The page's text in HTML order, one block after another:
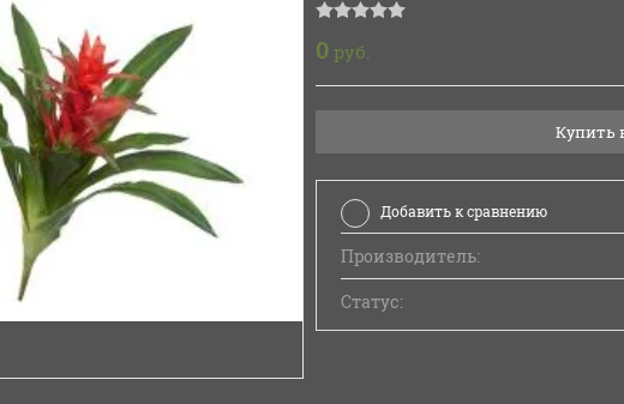
0 руб.
Купить
Добавить к сравнению
Производитель:
Статус: